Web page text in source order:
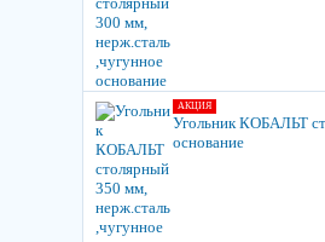
АКЦИЯ
Угольник КОБАЛЬТ
основание